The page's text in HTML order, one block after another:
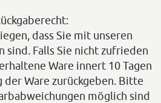
dass Sie mit unseren
sind. Falls Sie nicht zufrieden
Ware innert 10 Tagen
der Ware zurückgeben. Bitte
möglich sind